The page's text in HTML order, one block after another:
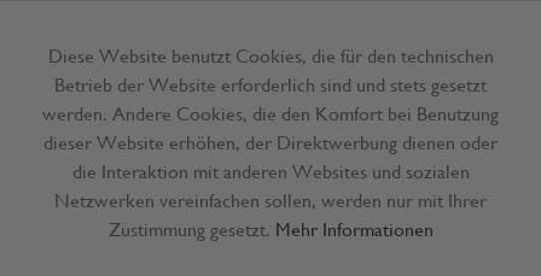
Menü
Diese Website benutzt Cookies, die für den technischen
Betrieb der Website erforderlich sind und stets gesetzt
werden. Andere Cookies, die den Komfort bei Benutzung
dieser Website erhöhen, der Direktwerbung dienen oder
die Interaktion mit anderen Websites und sozialen
Netzwerken vereinfachen sollen, werden nur mit Ihrer
Zustimmung gesetzt. Mehr Informationen